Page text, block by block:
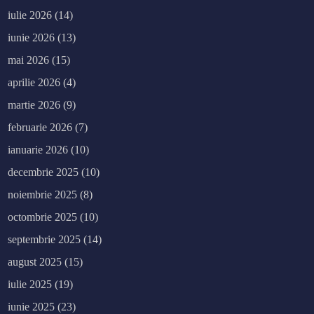
iulie 2026 (14)
iunie 2026 (13)
mai 2026 (15)
aprilie 2026 (4)
martie 2026 (9)
februarie 2026 (7)
ianuarie 2026 (10)
decembrie 2025 (10)
noiembrie 2025 (8)
octombrie 2025 (10)
septembrie 2025 (14)
august 2025 (15)
iulie 2025 (19)
iunie 2025 (23)